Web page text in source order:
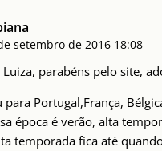
setembro de 2016 18:08
Luiza, parabéns pelo site,
para Portugal,França,
época é verão, alta
temporada fica até